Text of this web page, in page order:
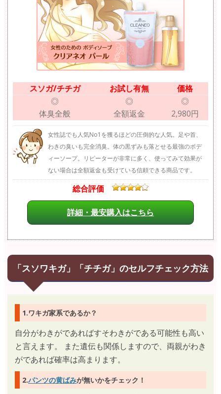
スソガ/チチガ お試し有無
価格
◎
体臭全般
◎
全額返金
◎
2,980円
女性誌でも人気No1を獲るほどの圧倒的な人気。足や首、
わきの臭いも完全消臭。体の黒ずみも落とせる最強のボデ
ィーソープ。リピーターが非常に多く、使ってみて効果が
ない場合は全額返金も受けている信頼できる商品です。
総合評価
詳細・最安購入はこちら
「スソワキガ」「チチガ」のセルフチェック方法
1.ワキガ家系であるか？
自分がわきがであればすそわきがである可能性も高い
と言えます。 また遺伝も関係しますので、両親がわき
がであれば確率は高まります。
2.パンツの黄ばみが無いかをチェック！